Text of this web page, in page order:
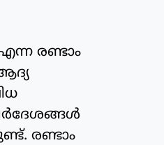
രണ്ടാം
രണ്ടാം